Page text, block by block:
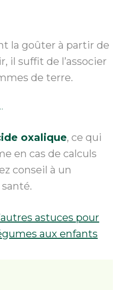
la goûter à partir de
il suffit de l’associer
de terre.
oxalique, ce qui
en cas de calculs
conseil à un
astuces pour
aux enfants